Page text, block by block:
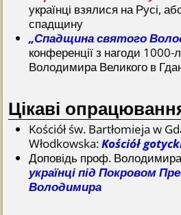
українці взялися на Русі,
спадщину
„Спадщина святого
конференції з нагоди 1000-
Володимира Великого в
Цікаві
Kościół św. Bartłomieja w
Włodkowska:Kościół
Доповідь проф.
українці під Покровом
Володимира